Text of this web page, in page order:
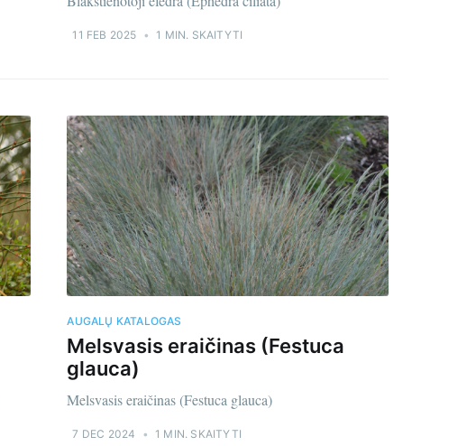
11 FEB 2025 • 1 MIN. SKAITYTI
AUGALŲ KATALOGAS
Melsvasis eraičinas (Festuca
glauca)
Melsvasis eraičinas (Festuca glauca)
7 DEC 2024 • 1 MIN. SKAITYTI